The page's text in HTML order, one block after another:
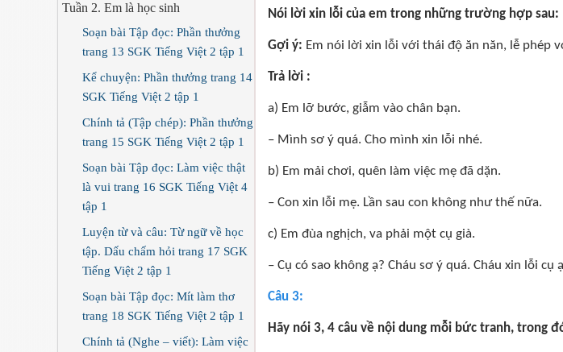
Tuần 2. Em là học sinh
Soạn bài Tập đọc: Phần thưởng
trang 13 SGK Tiếng Việt 2 tập 1
Kể chuyện: Phần thưởng trang 14
SGK Tiếng Việt 2 tập 1
Chính tả (Tập chép): Phần thưởng
trang 15 SGK Tiếng Việt 2 tập 1
Soạn bài Tập đọc: Làm việc thật
là vui trang 16 SGK Tiếng Việt 4
tập 1
Luyện từ và câu: Từ ngữ về học
tập. Dấu chấm hỏi trang 17 SGK
Tiếng Việt 2 tập 1
Soạn bài Tập đọc: Mít làm thơ
trang 18 SGK Tiếng Việt 2 tập 1
Chính tả (Nghe – viết): Làm việc
Nói lời xin lỗi của em trong những trường hợp sau:
Gợi ý: Em nói lời xin lỗi với thái độ ăn năn, lễ phép
Trả lời :
a) Em lỡ bước, giẫm vào chân bạn.
– Mình sơ ý quá. Cho mình xin lỗi nhé.
b) Em mải chơi, quên làm việc mẹ đã dặn.
– Con xin lỗi mẹ. Lần sau con không như thế nữa.
c) Em đùa nghịch, va phải một cụ già.
– Cụ có sao không ạ? Cháu sơ ý quá. Cháu xin lỗi cụ
Câu 3:
Hãy nói 3, 4 câu về nội dung mỗi bức tranh, trong